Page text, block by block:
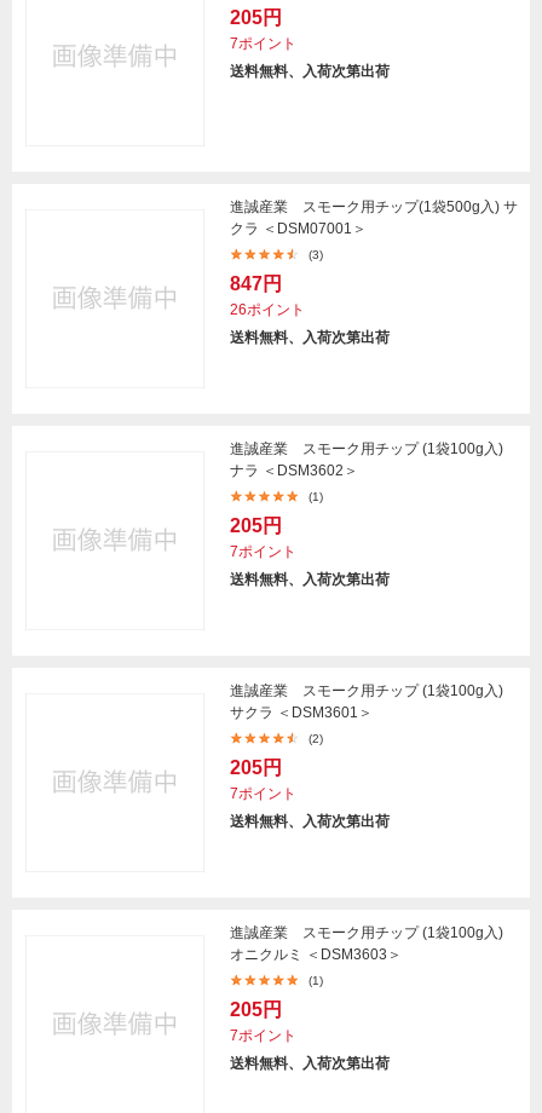
205円
7ポイント
送料無料、入荷次第出荷
進誠産業 スモーク用チップ(1袋500g入) サ
クラ ＜DSM07001＞
(3)
847円
26ポイント
送料無料、入荷次第出荷
進誠産業 スモーク用チップ (1袋100g入)
ナラ ＜DSM3602＞
(1)
205円
7ポイント
送料無料、入荷次第出荷
進誠産業 スモーク用チップ (1袋100g入)
サクラ ＜DSM3601＞
(2)
205円
7ポイント
送料無料、入荷次第出荷
進誠産業 スモーク用チップ (1袋100g入)
オニクルミ ＜DSM3603＞
(1)
205円
7ポイント
送料無料、入荷次第出荷